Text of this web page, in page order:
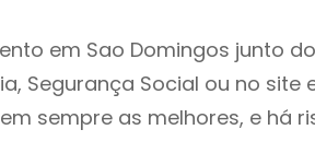
em Sao Domingos junto
Segurança Social ou no site
sempre as melhores, e há